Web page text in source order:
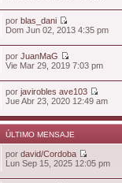
porblas_dani
Dom Jun 02, 2013 4:35 pm
porJuanMaG
Vie Mar 29, 2019 7:03 pm
porjavirobles ave103
Jue Abr 23, 2020 12:49 am
ÚLTIMO MENSAJE
pordavid/Cordoba
Lun Sep 15, 2025 12:05 pm